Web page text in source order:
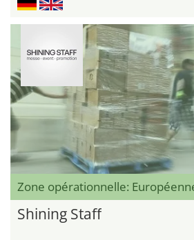
Zone opérationnelle:
Shining Staff